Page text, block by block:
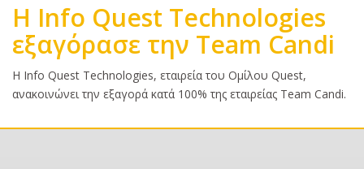
Η Info Quest Technologies
εξαγόρασε την Team Candi
Κυρίως
κείμενο
H Info Quest Technologies, εταιρεία του Ομίλου Quest,
ανακοινώνει την εξαγορά κατά 100% της εταιρείας Team Candi.